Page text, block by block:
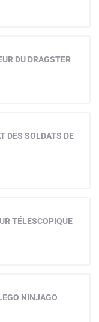
DU DRAGSTER
DES SOLDATS DE
TÉLESCOPIQUE
NINJAGO